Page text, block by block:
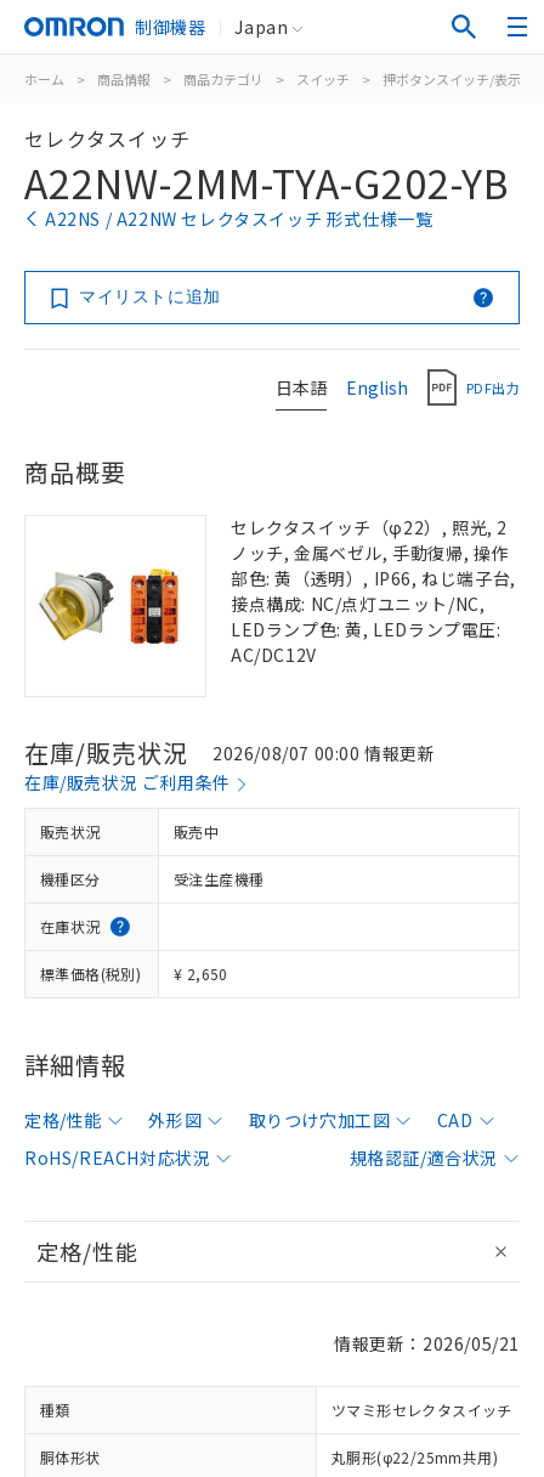
制御機器 Japan
ホーム > 商品情報 > 商品カテゴリ > スイッチ > 押ボタンスイッチ/表示灯
セレクタスイッチ
A22NW-2MM-TYA-G202-YB
A22NS / A22NW セレクタスイッチ 形式仕様一覧
マイリストに追加
日本語 English PDF出力
商品概要
セレクタスイッチ（φ22）, 照光, 2
ノッチ, 金属ベゼル, 手動復帰, 操作
部色: 黄（透明）, IP66, ねじ端子台,
接点構成: NC/点灯ユニット/NC,
LEDランプ色: 黄, LEDランプ電圧:
AC/DC12V
在庫/販売状況
2026/08/07 00:00 情報更新
在庫/販売状況 ご利用条件
販売状況 販売中
機種区分 受注生産機種
在庫状況
標準価格(税別) ¥ 2,650
詳細情報
定格/性能 外形図 取りつけ穴加工図
CAD
RoHS/REACH対応状況
規格認証/適合状況
定格/性能
情報更新：2026/05/21
種類 ツマミ形セレクタスイッチ
胴体形状 丸胴形(φ22/25mm共用)